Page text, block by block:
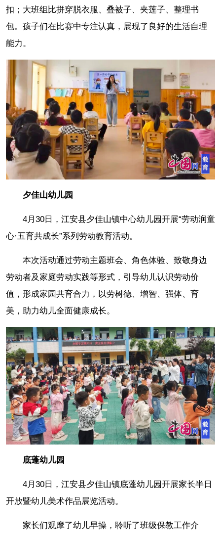
扣；大班组比拼穿脱衣服、叠被子、夹莲子、整理书
包。孩子们在比赛中专注认真，展现了良好的生活自理
能力。
夕佳山幼儿园
4月30日，江安县夕佳山镇中心幼儿园开展“劳动润童
心·五育共成长”系列劳动教育活动。
本次活动通过劳动主题班会、角色体验、致敬身边
劳动者及家庭劳动实践等形式，引导幼儿认识劳动价
值，形成家园共育合力，以劳树德、增智、强体、育
美，助力幼儿全面健康成长。
底蓬幼儿园
4月30日，江安县夕佳山镇底蓬幼儿园开展家长半日
开放暨幼儿美术作品展览活动。
家长们观摩了幼儿早操，聆听了班级保教工作介